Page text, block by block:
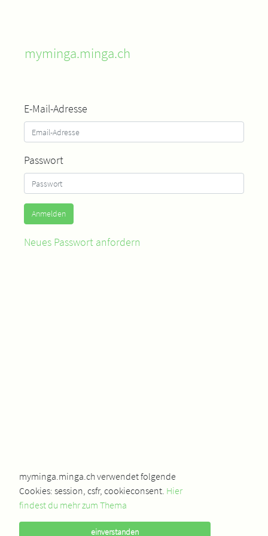
myminga.minga.ch verwendet folgende
Cookies: session, csfr, cookieconsent. Hier
findest du mehr zum Thema
einverstanden
myminga.minga.ch
E-Mail-Adresse
Passwort
Anmelden
Neues Passwort anfordern